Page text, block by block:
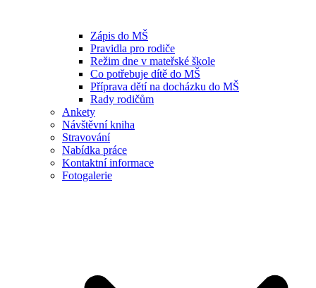
Zápis do MŠ
Pravidla pro rodiče
Režim dne v mateřské škole
Co potřebuje dítě do MŠ
Příprava dětí na docházku do MŠ
Rady rodičům
Ankety
Návštěvní kniha
Stravování
Nabídka práce
Kontaktní informace
Fotogalerie